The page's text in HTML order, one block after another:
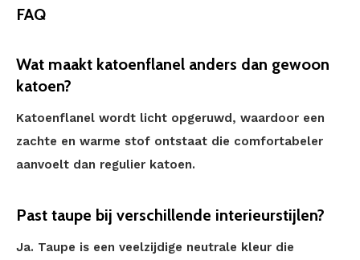
FAQ
Wat maakt katoenflanel anders dan gewoon
katoen?
Katoenflanel wordt licht opgeruwd, waardoor een
zachte en warme stof ontstaat die comfortabeler
aanvoelt dan regulier katoen.
Past taupe bij verschillende interieurstijlen?
Ja. Taupe is een veelzijdige neutrale kleur die